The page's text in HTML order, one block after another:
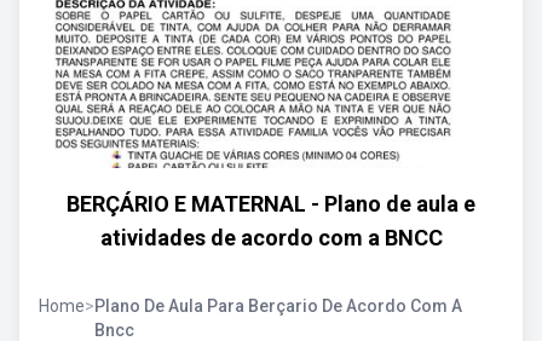
BERÇÁRIO E MATERNAL - Plano de aula e
atividades de acordo com a BNCC
Home>Plano De Aula Para Berçario De Acordo Com A
Bncc